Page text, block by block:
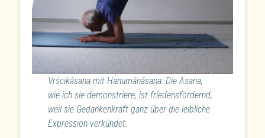
Vṛścikāsana mit Hanumānāsana: Die Asana,
wie ich sie demonstriere, ist friedensfördernd,
weil sie Gedankenkraft ganz über die leibliche
Expression verkündet.